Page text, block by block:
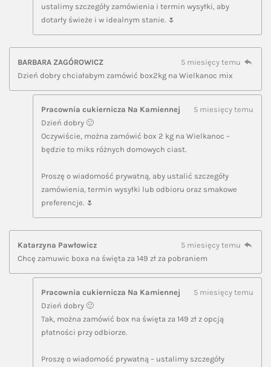
ustalimy szczegóły zamówienia i termin wysyłki, aby
dotarły świeże i w idealnym stanie. 🌷
BARBARA ZAGÓROWICZ
5 miesięcy temu
Dzień dobry chciałabym zamówić box2kg na Wielkanoc mix
Pracownia cukiernicza Na Kamiennej
5 miesięcy temu
Dzień dobry 🙂
Oczywiście, można zamówić box 2 kg na Wielkanoc –
będzie to miks różnych domowych ciast.
Proszę o wiadomość prywatną, aby ustalić szczegóły
zamówienia, termin wysyłki lub odbioru oraz smakowe
preferencje. 🌷
Katarzyna Pawłowicz
5 miesięcy temu
Chcę zamuwic boxa na święta za 149 zł za pobraniem
Pracownia cukiernicza Na Kamiennej
5 miesięcy temu
Dzień dobry 🙂
Tak, można zamówić box na święta za 149 zł z opcją
płatności przy odbiorze.
Proszę o wiadomość prywatną – ustalimy szczegóły